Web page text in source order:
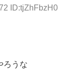
ID:tjZhFbzH0
ろうな